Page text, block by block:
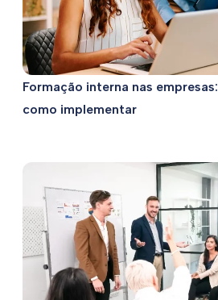
Formação interna nas
como implementar